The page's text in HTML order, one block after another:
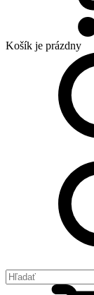
Košík je prázdny